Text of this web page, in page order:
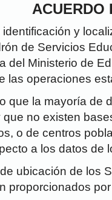
área
de
naturaleza
Ubicación DRE / UGEL
Departamento
Distrito
ACUERDO
y
de Servicios
del Ministerio de
las operaciones
que la mayoría de
que no existen
o de centros
a los datos de
ubicación de los
proporcionados